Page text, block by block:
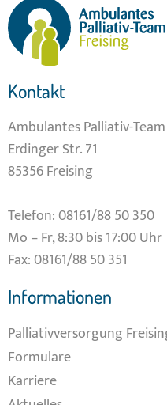
Kontakt
Ambulantes Palliativ-
Erdinger Str. 71
85356 Freising
Telefon:08161/88 50 350
Mo – Fr, 8:30 bis 17:00 Uhr
Fax: 08161/88 50 351
Informationen
Palliativversorgung
Formulare
Karriere